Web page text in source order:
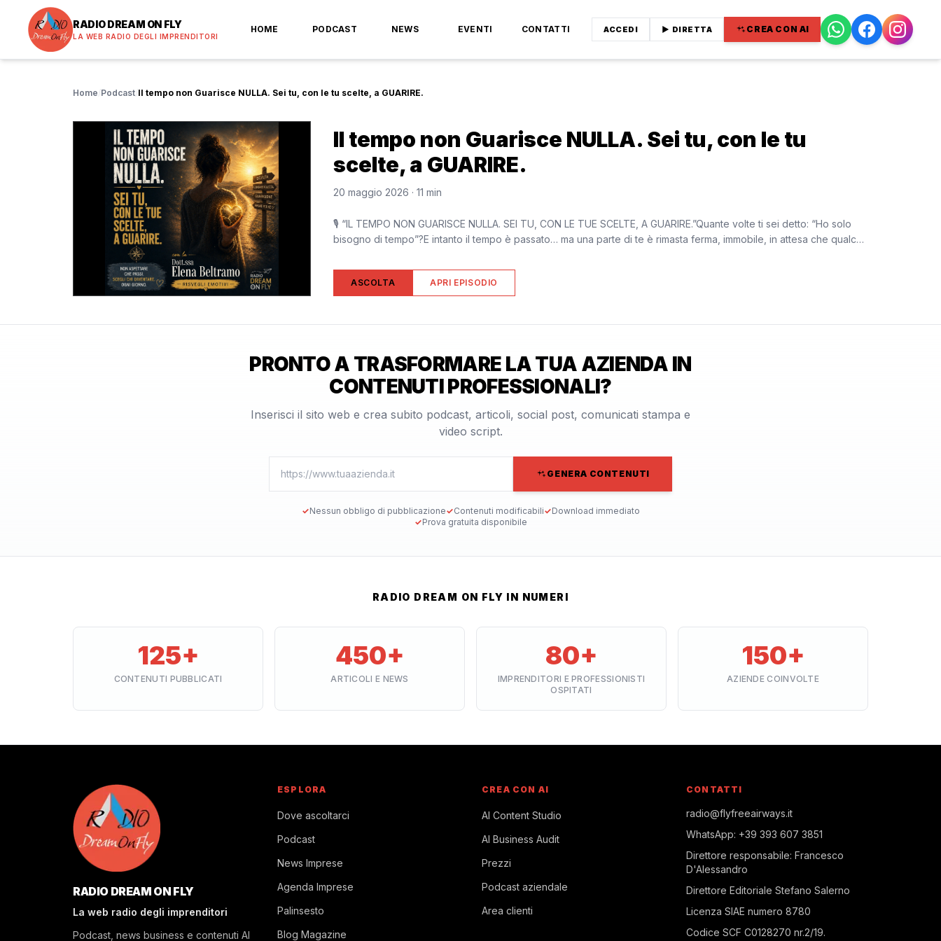
RADIO DREAM ON FLY
LA WEB RADIO DEGLI IMPRENDITORI
HOME PODCAST NEWS EVENTI CONTATTI ACCEDI ▶ DIRETTA CREA CON AI
Home /Podcast/Il tempo non Guarisce NULLA. Sei tu, con le tu scelte, a GUARIRE.
Il tempo non Guarisce NULLA. Sei tu, con le tu
scelte, a GUARIRE.
20 maggio 2026 · 11 min
🎙 “IL TEMPO NON GUARISCE NULLA. SEI TU, CON LE TUE SCELTE, A GUARIRE.”Quante volte ti sei detto: “Ho solo
bisogno di tempo”?E intanto il tempo è passato… ma una parte di te è rimasta ferma, immobile, in attesa che qualc…
ASCOLTA APRI EPISODIO
PRONTO A TRASFORMARE LA TUA AZIENDA IN
CONTENUTI PROFESSIONALI?
Inserisci il sito web e crea subito podcast, articoli, social post, comunicati stampa e
video script.
GENERA CONTENUTI
✓Nessun obbligo di pubblicazione✓Contenuti modificabili✓Download immediato
✓Prova gratuita disponibile
RADIO DREAM ON FLY IN NUMERI
125+
CONTENUTI PUBBLICATI
450+
ARTICOLI E NEWS
80+
IMPRENDITORI E PROFESSIONISTI
OSPITATI
150+
AZIENDE COINVOLTE
RADIO DREAM ON FLY
La web radio degli imprenditori
Podcast, news business e contenuti AI
ESPLORA
Dove ascoltarci
Podcast
News Imprese
Agenda Imprese
Palinsesto
Blog Magazine
CREA CON AI
AI Content Studio
AI Business Audit
Prezzi
Podcast aziendale
Area clienti
CONTATTI
radio@flyfreeairways.it
WhatsApp: +39 393 607 3851
Direttore responsabile: Francesco
D'Alessandro
Direttore Editoriale Stefano Salerno
Licenza SIAE numero 8780
Codice SCF C0128270 nr.2/19.